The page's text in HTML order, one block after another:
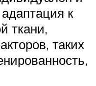
к
ткани,
таких